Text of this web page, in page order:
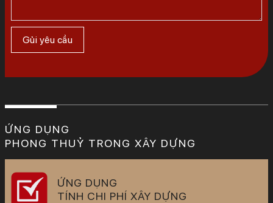
ỨNG DỤNG
PHONG THUỶ TRONG XÂY DỰNG
ỨNG DỤNG
TÍNH CHI PHÍ XÂY DỰNG